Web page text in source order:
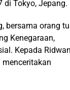
di Tokyo, Jepang.
bersama orang
Kenegaraan,
Kepada